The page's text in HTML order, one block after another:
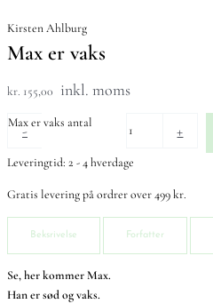
Kirsten Ahlburg
Max er vaks
kr. 155,00 inkl. moms
-
Max er vaks antal +
Leveringtid: 2 - 4 hverdage
Gratis levering på ordrer over 499 kr.
Beksrivelse Forfatter
Se, her kommer Max.
Han er sød og vaks.